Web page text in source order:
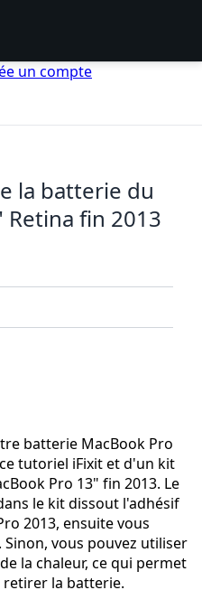
un compte
la batterie du
Retina fin 2013
batterie MacBook Pro
tutoriel iFixit et d'un kit
Pro 13" fin 2013. Le
le kit dissout l'adhésif
2013, ensuite vous
vous pouvez utiliser
la chaleur, ce qui permet
retirer la batterie.